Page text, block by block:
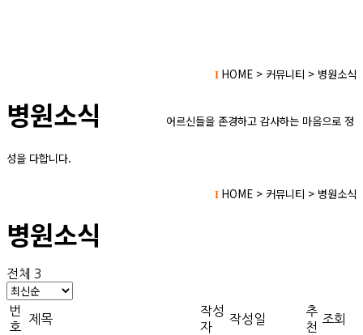
I HOME > 커뮤니티 > 병원소식
병원소식 어르신들을 존경하고 감사하는 마음으로 정
성을 다합니다.
I HOME > 커뮤니티 > 병원소식
병원소식
전체 3
번
호
제목
작성
자
작성일
추
천
조회